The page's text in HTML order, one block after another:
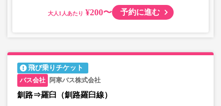
大人 ¥200〜 予約に進む
飛び乗りチケット
阿寒バス株式会社
釧路⇒羅臼（釧路羅臼線）